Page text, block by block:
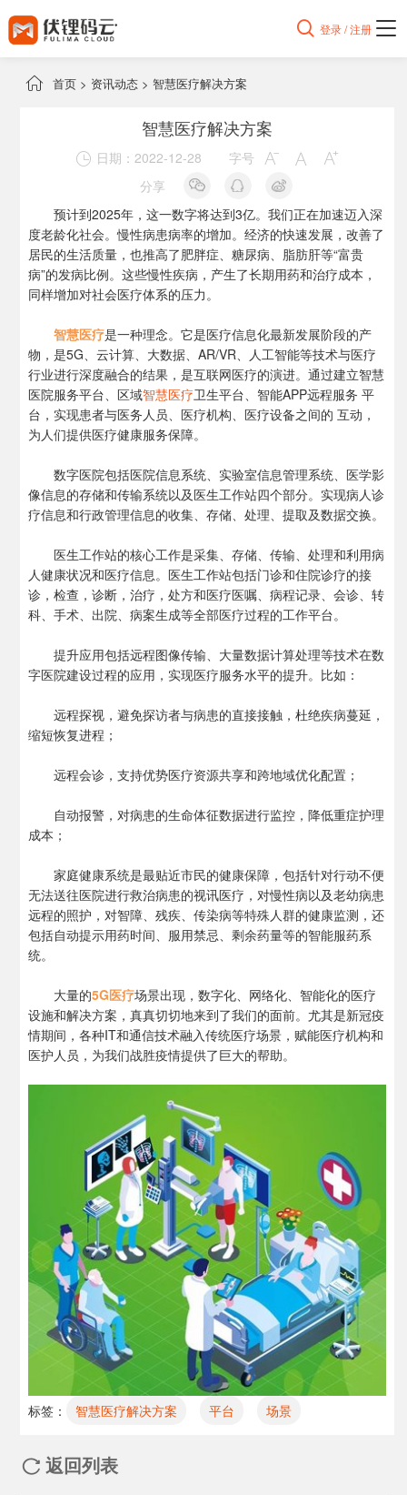
 登录 / 注册
 首页 > 资讯动态 > 智慧医疗解决方案
智慧医疗解决方案
 日期：2022-12-28 字号   
分享
预计到2025年，这一数字将达到3亿。我们正在加速迈入深
度老龄化社会。慢性病患病率的增加。经济的快速发展，改善了
居民的生活质量，也推高了肥胖症、糖尿病、脂肪肝等“富贵
病”的发病比例。这些慢性疾病，产生了长期用药和治疗成本，
同样增加对社会医疗体系的压力。
智慧医疗是一种理念。它是医疗信息化最新发展阶段的产
物，是5G、云计算、大数据、AR/VR、人工智能等技术与医疗
行业进行深度融合的结果，是互联网医疗的演进。通过建立智慧
医院服务平台、区域智慧医疗卫生平台、智能APP远程服务 平
台，实现患者与医务人员、医疗机构、医疗设备之间的 互动，
为人们提供医疗健康服务保障。
数字医院包括医院信息系统、实验室信息管理系统、医学影
像信息的存储和传输系统以及医生工作站四个部分。实现病人诊
疗信息和行政管理信息的收集、存储、处理、提取及数据交换。
医生工作站的核心工作是采集、存储、传输、处理和利用病
人健康状况和医疗信息。医生工作站包括门诊和住院诊疗的接
诊，检查，诊断，治疗，处方和医疗医嘱、病程记录、会诊、转
科、手术、出院、病案生成等全部医疗过程的工作平台。
提升应用包括远程图像传输、大量数据计算处理等技术在数
字医院建设过程的应用，实现医疗服务水平的提升。比如：
远程探视，避免探访者与病患的直接接触，杜绝疾病蔓延，
缩短恢复进程；
远程会诊，支持优势医疗资源共享和跨地域优化配置；
自动报警，对病患的生命体征数据进行监控，降低重症护理
成本；
家庭健康系统是最贴近市民的健康保障，包括针对行动不便
无法送往医院进行救治病患的视讯医疗，对慢性病以及老幼病患
远程的照护，对智障、残疾、传染病等特殊人群的健康监测，还
包括自动提示用药时间、服用禁忌、剩余药量等的智能服药系
统。
大量的5G医疗场景出现，数字化、网络化、智能化的医疗
设施和解决方案，真真切切地来到了我们的面前。尤其是新冠疫
情期间，各种IT和通信技术融入传统医疗场景，赋能医疗机构和
医护人员，为我们战胜疫情提供了巨大的帮助。
标签： 智慧医疗解决方案 平台 场景
 返回列表